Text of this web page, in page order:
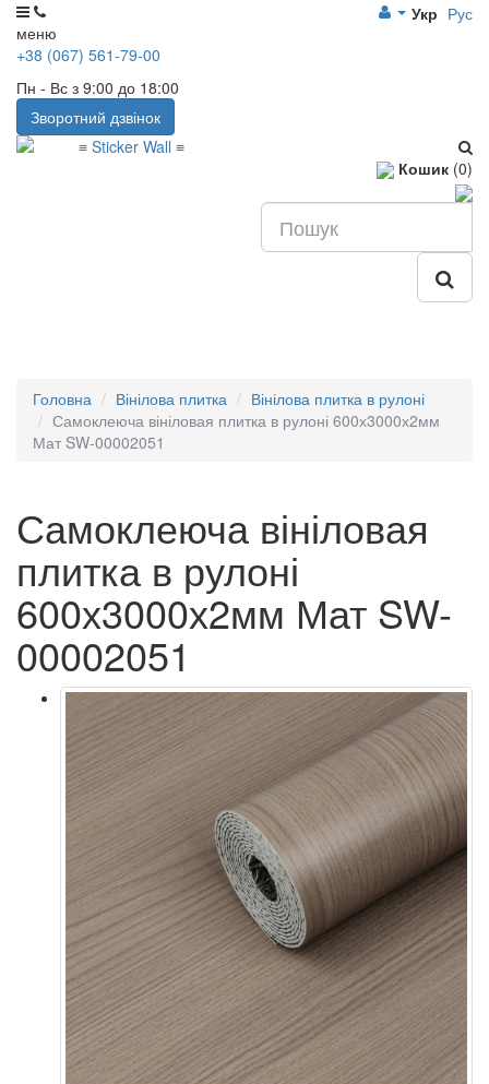
меню
Укр Рус
+38 (067) 561-79-00
Пн - Вс з 9:00 до 18:00
Зворотний дзвінок
Кошик (0)
Головна Вінілова плитка
Вінілова плитка в рулоні
Самоклеюча вініловая плитка в рулоні 600х3000х2мм
Мат SW-00002051
Самоклеюча вініловая
плитка в рулоні
600х3000х2мм Мат SW-
00002051